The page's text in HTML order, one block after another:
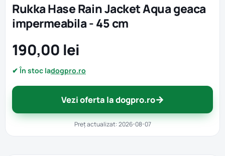
Rukka Hase Rain Jacket Aqua geaca
impermeabila - 45 cm
190,00 lei
✔ În stoc ladogpro.ro
Vezi oferta la dogpro.ro→
Preț actualizat: 2026-08-07